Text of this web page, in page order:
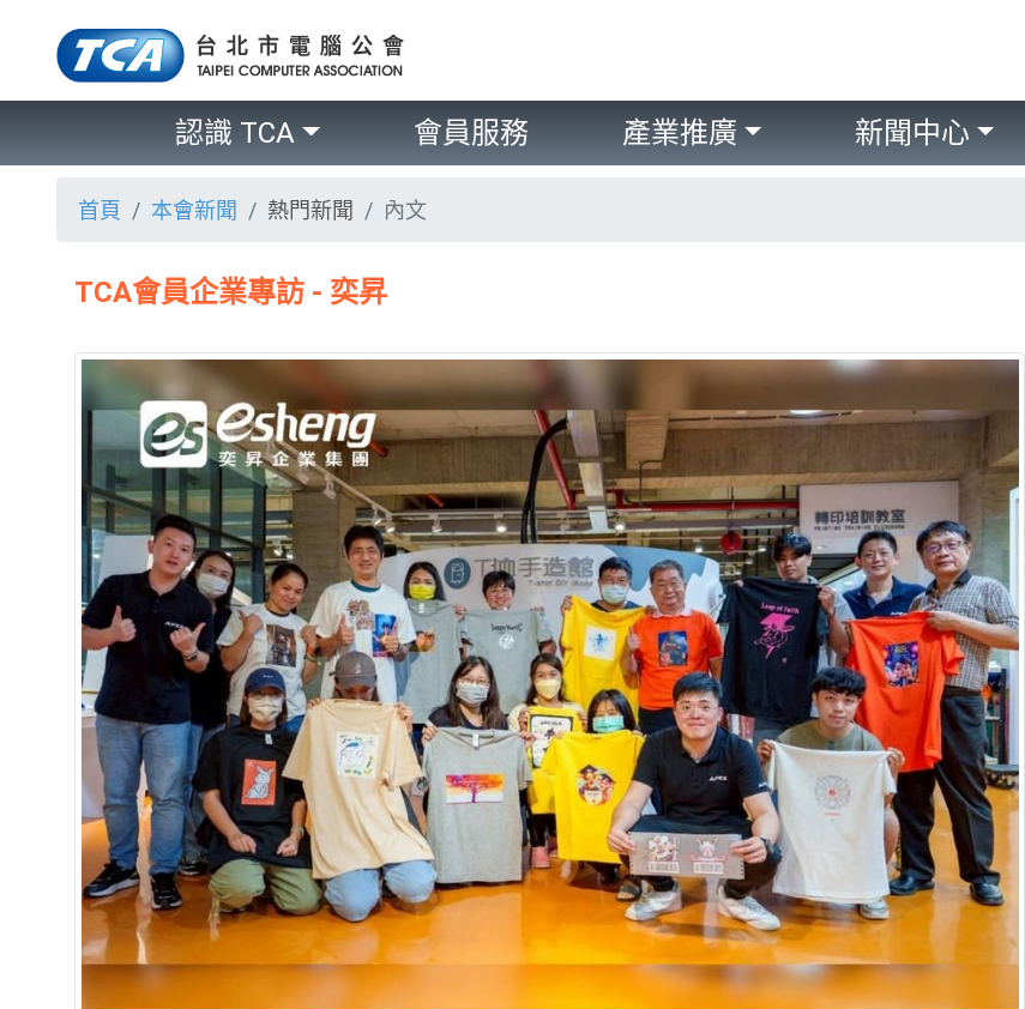
認識 TCA 會員服務 產業推廣 新聞中心
首頁 本會新聞 熱門新聞 內文
TCA會員企業專訪 - 奕昇